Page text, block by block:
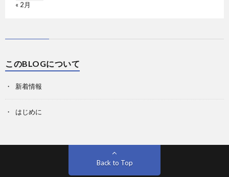
« 2月
このBLOGについて
新着情報
はじめに
Back to Top